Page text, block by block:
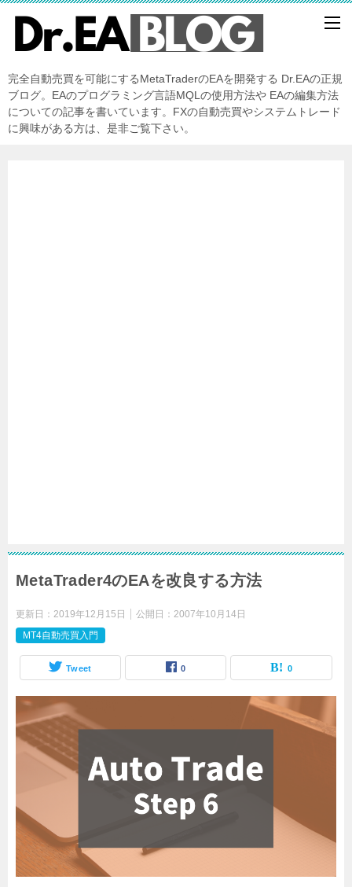
完全自動売買を可能にするMetaTraderのEAを開発する Dr.EAの正規
ブログ。EAのプログラミング言語MQLの使用方法や EAの編集方法
についての記事を書いています。FXの自動売買やシステムトレード
に興味がある方は、是非ご覧下さい。
MetaTrader4のEAを改良する方法
更新日： 2019年12月15日 公開日： 2007年10月14日
MT4自動売買入門
Tweet 0 0